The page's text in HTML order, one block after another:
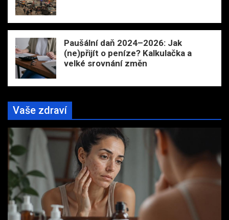
Paušální daň 2024–2026: Jak
(ne)přijít o peníze? Kalkulačka a
velké srovnání změn
Vaše zdraví